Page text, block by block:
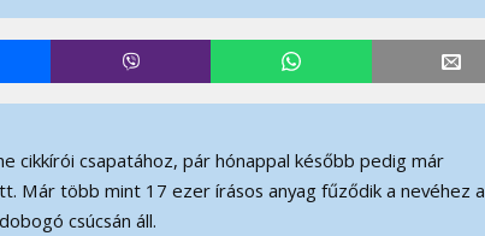
cikkírói csapatához, pár hónappal később pedig már
Már több mint 17 ezer írásos anyag fűződik a nevéhez a
csúcsán áll.